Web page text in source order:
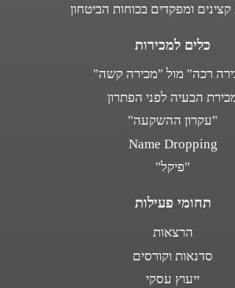
ומפקדים בכוחות הביטחון
כלים למכירות
רכה" מול "מכירה קשה"
הבעיה לפני הפתרון
"עקרון ההשקעה"
Name Dropping
"פיקל"
תחומי פעילות
הרצאות
סדנאות וקורסים
ייעוץ עסקי